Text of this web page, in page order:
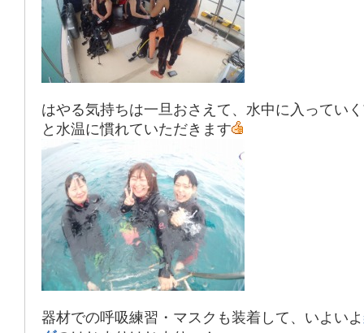
はやる気持ちは一旦おさえて、水中に入ってい
と水温に慣れていただきます
器材での呼吸練習・マスクも装着して、いよいよ